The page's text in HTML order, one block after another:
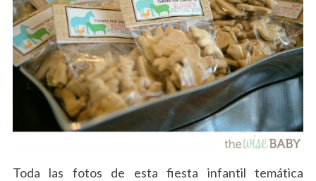
Toda las fotos de esta fiesta infantil temática